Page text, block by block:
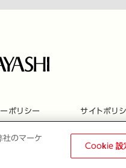
ポリシー サイトポリ
Create Co.,Ltd.
社のマーケ
Cookie 設